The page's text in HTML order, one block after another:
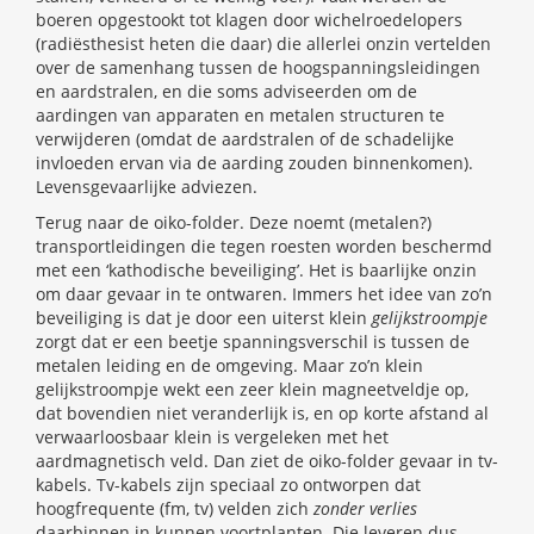
boeren opgestookt tot klagen door wichelroedelopers
(radiësthesist heten die daar) die allerlei onzin vertelden
over de samenhang tussen de hoogspanningsleidingen
en aardstralen, en die soms adviseerden om de
aardingen van apparaten en metalen structuren te
verwijderen (omdat de aardstralen of de schadelijke
invloeden ervan via de aarding zouden binnenkomen).
Levensgevaarlijke adviezen.
Terug naar de oiko-folder. Deze noemt (metalen?)
transportleidingen die tegen roesten worden beschermd
met een ‘kathodische beveiliging’. Het is baarlijke onzin
om daar gevaar in te ontwaren. Immers het idee van zo’n
beveiliging is dat je door een uiterst klein gelijkstroompje
zorgt dat er een beetje spanningsverschil is tussen de
metalen leiding en de omgeving. Maar zo’n klein
gelijkstroompje wekt een zeer klein magneetveldje op,
dat bovendien niet veranderlijk is, en op korte afstand al
verwaarloosbaar klein is vergeleken met het
aardmagnetisch veld. Dan ziet de oiko-folder gevaar in tv-
kabels. Tv-kabels zijn speciaal zo ontworpen dat
hoogfrequente (fm, tv) velden zich zonder verlies